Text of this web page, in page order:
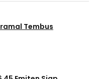
Tembus